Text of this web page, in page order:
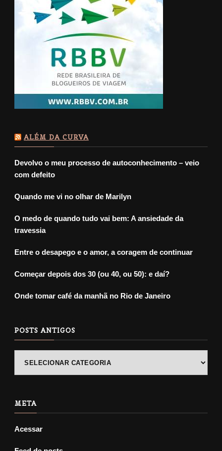
ALÉM DA CURVA
Devolvo o meu processo de autoconhecimento – veio
com defeito
Quando me vi no olhar de Marilyn
O medo de quando tudo vai bem: A ansiedade da
travessia
Entre o desapego e o amor, a coragem de continuar
Começar depois dos 30 (ou 40, ou 50): e daí?
Onde tomar café da manhã no Rio de Janeiro
POSTS ANTIGOS
META
Acessar